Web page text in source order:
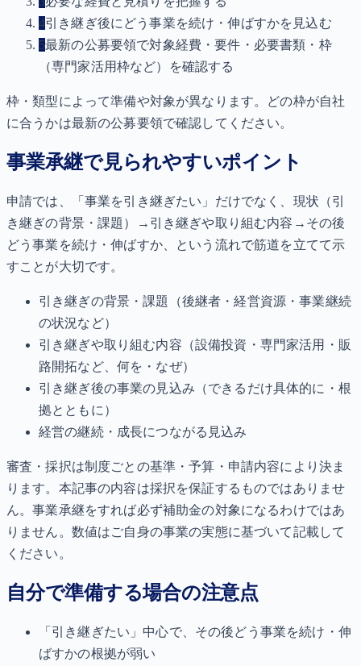
4引き継ぎ後にどう事業を続け・伸ばすかを見込む
5最新の公募要領で対象経費・要件・必要書類・枠
（専門家活用枠など）を確認する
枠・類型によって準備や対象が異なります。どの枠が自社
に合うかは最新の公募要領で確認してください。
事業承継で見られやすいポイント
申請では、「事業を引き継ぎたい」だけでなく、現状（引
き継ぎの背景・課題）→引き継ぎや取り組む内容→その後
どう事業を続け・伸ばすか、という流れで筋道を立てて示
すことが大切です。
引き継ぎの背景・課題（後継者・経営資源・事業継続
の状況など）
引き継ぎや取り組む内容（設備投資・専門家活用・販
路開拓など、何を・なぜ）
引き継ぎ後の事業の見込み（できるだけ具体的に・根
拠とともに）
経営の継続・成長につながる見込み
審査・採択は制度ごとの基準・予算・申請内容により決ま
ります。本記事の内容は採択を保証するものではありませ
ん。事業承継をすれば必ず補助金の対象になるわけではあ
りません。数値はご自身の事業の実態に基づいて記載して
ください。
自分で準備する場合の注意点
「引き継ぎたい」中心で、その後どう事業を続け・伸
ばすかの根拠が弱い